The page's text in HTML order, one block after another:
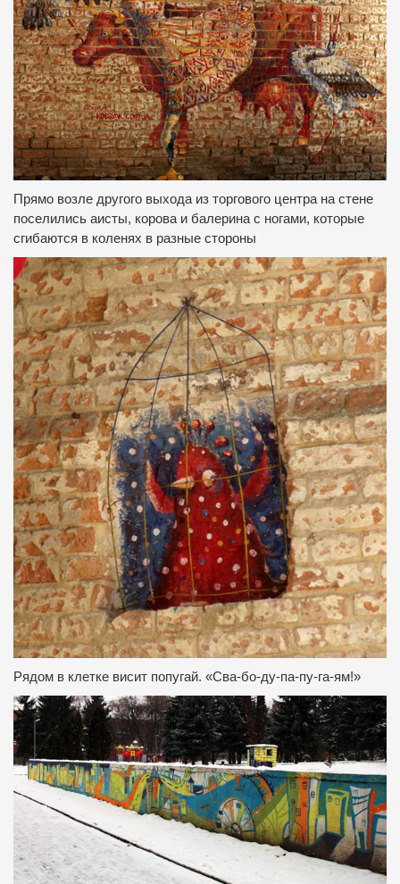
Прямо возле другого выхода из торгового центра на стене
поселились аисты, корова и балерина с ногами, которые
сгибаются в коленях в разные стороны
Рядом в клетке висит попугай. «Сва-бо-ду-па-пу-га-ям!»